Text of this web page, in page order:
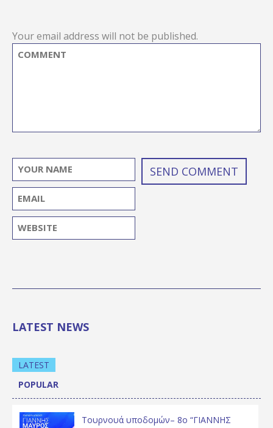
Your email address will not be published.
LATEST NEWS
LATEST
POPULAR
Τουρνουά υποδομών– 8ο “ΓΙΑΝΝΗΣ